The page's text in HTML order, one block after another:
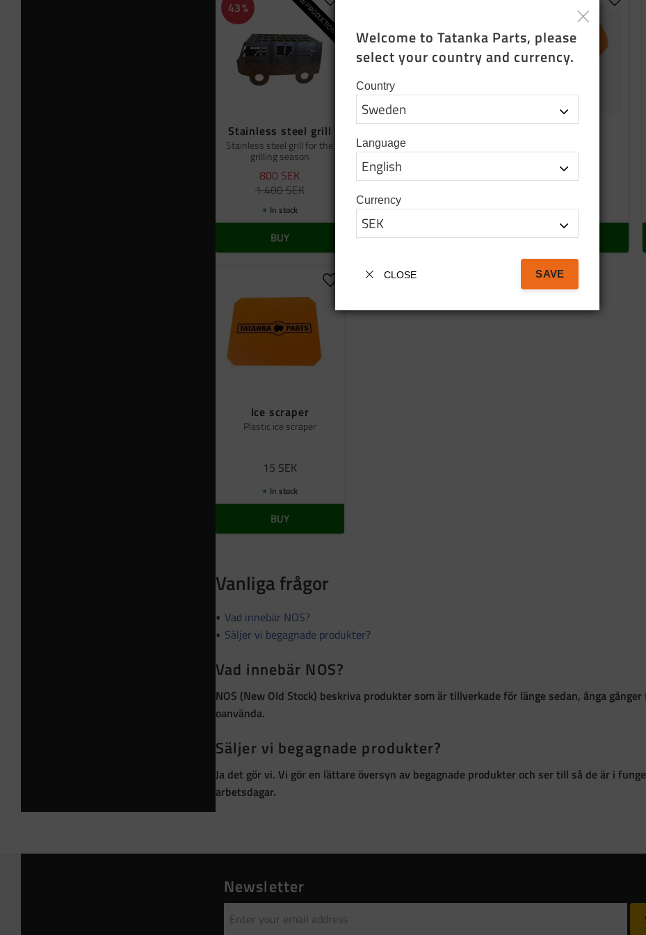
Stainless steel grill
Stainless steel grill for the
grilling season
800 SEK
1 400SEK
43% NEW PRODUCTIONAdd to favorites
In stock
BUY
Black cotton tote bag
95SEK
In stock
BUY
150SEK
Add
In stock
BUY
Ice scraper
Plastic ice scraper
15 SEK
Add to favorites
In stock
BUY
Vanliga frågor
Vad innebär NOS?
Säljer vi begagnade produkter?
Vad innebär NOS?
NOS (New Old Stock) beskriva produkter som ärtillverkade för länge sedan, ånga
oanvända.
Säljer vi begagnade produkter?
Ja det gör vi. Vi gör en lättare översyn av begagnade produkter och ser till så de är i
arbetsdagar.
Newsletter
Welcome to Tatanka Parts, please
select your country and currency.
Country
Language
Currency
CLOSE SAVE